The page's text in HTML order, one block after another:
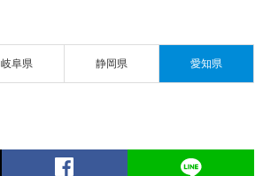
岐阜県 静岡県 愛知県